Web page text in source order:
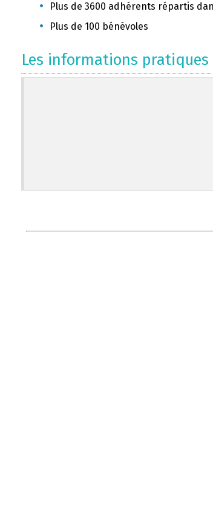
Plus de 3600 adhérents répartis
Plus de 100 bénévoles
Les informations pratiques